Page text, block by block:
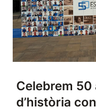
Celebrem 50
d’història